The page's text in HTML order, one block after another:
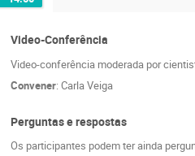
Video-Conferência
Video-conferência moderada por
Convener: Carla Veiga
Perguntas e respostas
Os participantes podem ter ainda